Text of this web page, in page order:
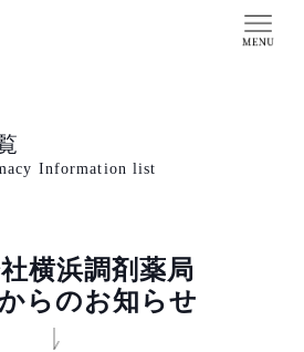
Information list
横浜調剤薬局
らのお知らせ